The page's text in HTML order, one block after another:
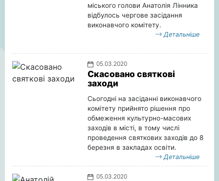
міського голови Анатолія Лінника
відбулось чергове засідання
виконавчого комітету.
Детальніше
05.03.2020
Скасовано святкові
заходи
Сьогодні на засіданні виконавчого
комітету прийнято рішення про
обмеження культурно-масових
заходів в місті, в тому числі
проведення святкових заходів до 8
березня в закладах освіти.
Детальніше
05.03.2020